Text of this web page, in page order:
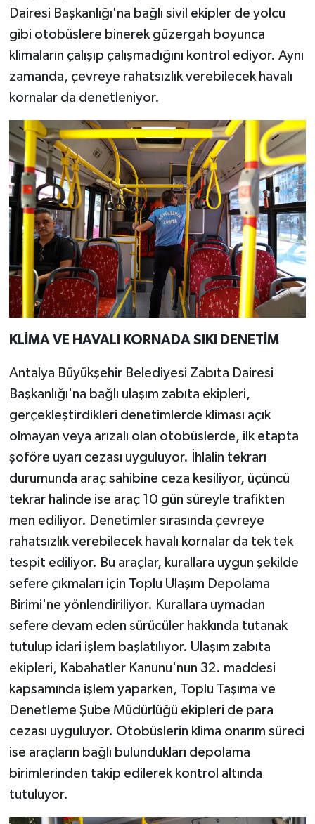
Dairesi Başkanlığı'na bağlı sivil ekipler de yolcu
gibi otobüslere binerek güzergah boyunca
klimaların çalışıp çalışmadığını kontrol ediyor. Aynı
zamanda, çevreye rahatsızlık verebilecek havalı
kornalar da denetleniyor.
KLİMA VE HAVALI KORNADA SIKI DENETİM
Antalya Büyükşehir Belediyesi Zabıta Dairesi
Başkanlığı'na bağlı ulaşım zabıta ekipleri,
gerçekleştirdikleri denetimlerde kliması açık
olmayan veya arızalı olan otobüslerde, ilk etapta
şoföre uyarı cezası uyguluyor. İhlalin tekrarı
durumunda araç sahibine ceza kesiliyor, üçüncü
tekrar halinde ise araç 10 gün süreyle trafikten
men ediliyor. Denetimler sırasında çevreye
rahatsızlık verebilecek havalı kornalar da tek tek
tespit ediliyor. Bu araçlar, kurallara uygun şekilde
sefere çıkmaları için Toplu Ulaşım Depolama
Birimi'ne yönlendiriliyor. Kurallara uymadan
sefere devam eden sürücüler hakkında tutanak
tutulup idari işlem başlatılıyor. Ulaşım zabıta
ekipleri, Kabahatler Kanunu'nun 32. maddesi
kapsamında işlem yaparken, Toplu Taşıma ve
Denetleme Şube Müdürlüğü ekipleri de para
cezası uyguluyor. Otobüslerin klima onarım süreci
ise araçların bağlı bulundukları depolama
birimlerinden takip edilerek kontrol altında
tutuluyor.